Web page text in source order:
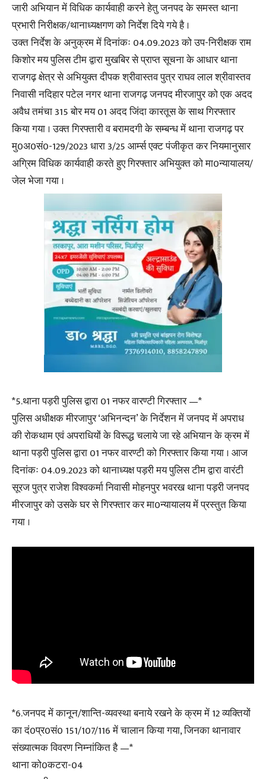
जारी अभियान में विधिक कार्यवाही करने हेतु जनपद के समस्त थाना
प्रभारी निरीक्षक/थानाध्यक्षगण को निर्देश दिये गये है ।
उक्त निर्देश के अनुक्रम में दिनांकः 04.09.2023 को उप-निरीक्षक राम
किशोर मय पुलिस टीम द्वारा मुखबिर से प्राप्त सूचना के आधार थाना
राजगढ़ क्षेत्र से अभियुक्त दीपक श्रीवास्तव पुत्र राघव लाल श्रीवास्तव
निवासी नदिहार पटेल नगर थाना राजगढ़ जनपद मीरजापुर को एक अदद
अवैध तमंचा 315 बोर मय 01 अदद जिंदा कारतूस के साथ गिरफ्तार
किया गया । उक्त गिरफ्तारी व बरामदगी के सम्बन्ध में थाना राजगढ़ पर
मु0अ0सं0-129/2023 धारा 3/25 आर्म्स एक्ट पंजीकृत कर नियमानुसार
अग्रिम विधिक कार्यवाही करते हुए गिरफ्तार अभियुक्त को मा0न्यायालय/
जेल भेजा गया ।
*5.थाना पड़री पुलिस द्वारा 01 नफर वारण्टी गिरफ्तार —*
पुलिस अधीक्षक मीरजापुर ‘अभिनन्दन’ के निर्देशन में जनपद में अपराध
की रोकथाम एवं अपराधियों के विरूद्ध चलाये जा रहे अभियान के क्रम में
थाना पड़री पुलिस द्वारा 01 नफर वारण्टी को गिरफ्तार किया गया । आज
दिनांकः 04.09.2023 को थानाध्यक्ष पड़री मय पुलिस टीम द्वारा वारंटी
सूरज पुत्र राजेश विश्वकर्मा निवासी मोहनपुर भवरख थाना पड़री जनपद
मीरजापुर को उसके घर से गिरफ्तार कर मा0न्यायालय में प्रस्तुत किया
गया ।
*6.जनपद में कानून/शान्ति-व्यवस्था बनाये रखने के क्रम में 12 व्यक्तियों
का दं0प्र0सं0 151/107/116 में चालान किया गया, जिनका थानावार
संख्यात्मक विवरण निम्नांकित है —*
थाना को0कटरा-04